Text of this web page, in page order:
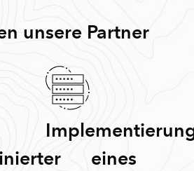
unsere Partner
eines